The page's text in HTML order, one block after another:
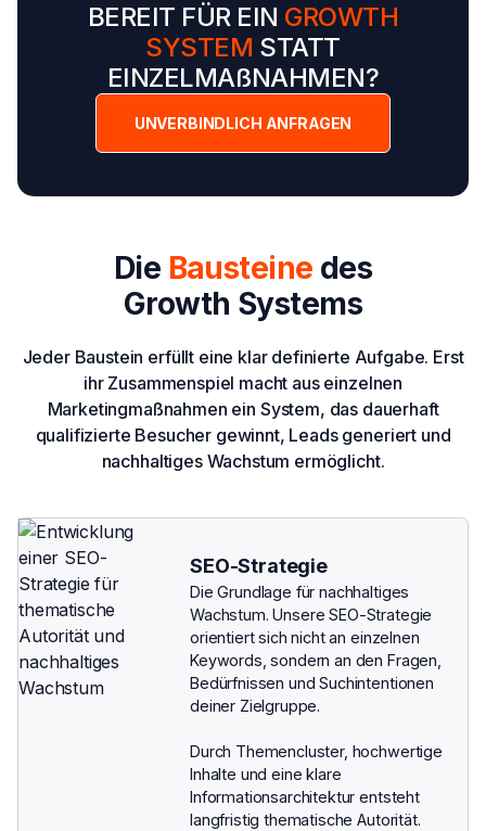
BEREIT FÜR EIN GROWTH
SYSTEM STATT
EINZELMAßNAHMEN?
UNVERBINDLICH ANFRAGEN
Die Bausteine des
Growth Systems
Jeder Baustein erfüllt eine klar definierte Aufgabe. Erst
ihr Zusammenspiel macht aus einzelnen
Marketingmaßnahmen ein System, das dauerhaft
qualifizierte Besucher gewinnt, Leads generiert und
nachhaltiges Wachstum ermöglicht.
SEO-Strategie
Die Grundlage für nachhaltiges
Wachstum. Unsere SEO-Strategie
orientiert sich nicht an einzelnen
Keywords, sondern an den Fragen,
Bedürfnissen und Suchintentionen
deiner Zielgruppe.
Durch Themencluster, hochwertige
Inhalte und eine klare
Informationsarchitektur entsteht
langfristig thematische Autorität.